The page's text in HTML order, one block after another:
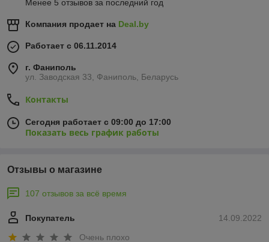
Менее 5 отзывов за последний год
Компания продает на Deal.by
Работает с 06.11.2014
г. Фаниполь
ул. Заводская 33, Фаниполь, Беларусь
Контакты
Сегодня работает с 09:00 до 17:00
Показать весь график работы
Отзывы о магазине
107 отзывов за всё время
14.09.2022
Покупатель
Очень плохо